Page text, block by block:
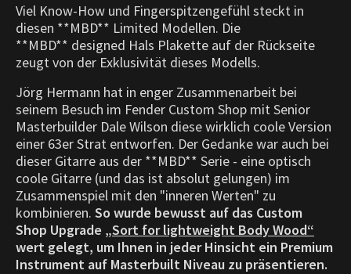
Viel Know-How und Fingerspitzengefühl steckt in
diesen **MBD** Limited Modellen. Die
**MBD** designed Hals Plakette auf der Rückseite
zeugt von der Exklusivität dieses Modells.
Jörg Hermann hat in enger Zusammenarbeit bei
seinem Besuch im Fender Custom Shop mit Senior
Masterbuilder Dale Wilson diese wirklich coole Version
einer 63er Strat entworfen. Der Gedanke war auch bei
dieser Gitarre aus der **MBD** Serie - eine optisch
coole Gitarre (und das ist absolut gelungen) im
Zusammenspiel mit den "inneren Werten" zu
kombinieren. So wurde bewusst auf das Custom
Shop Upgrade „Sort for lightweight Body Wood“
wert gelegt, um Ihnen in jeder Hinsicht ein Premium
Instrument auf Masterbuilt Niveau zu präsentieren.